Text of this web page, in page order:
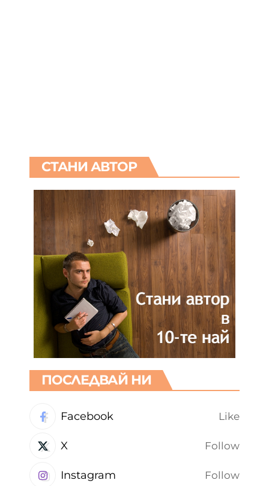
СТАНИ АВТОР
ПОСЛЕДВАЙ НИ
Facebook Like
X Follow
Instagram Follow